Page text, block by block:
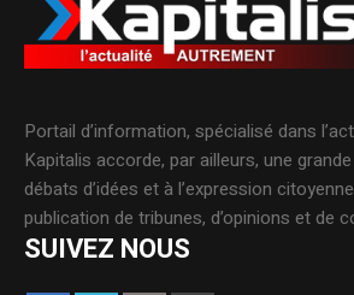
Portail d’information, spécialisé dans
Kapitalis accorde, par ailleurs, une
débats d’idées et à l’expression
publication de tribunes, d’opinions et de
SUIVEZ NOUS